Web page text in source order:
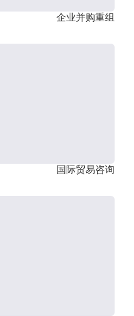
企业并购重组
国际贸易咨询